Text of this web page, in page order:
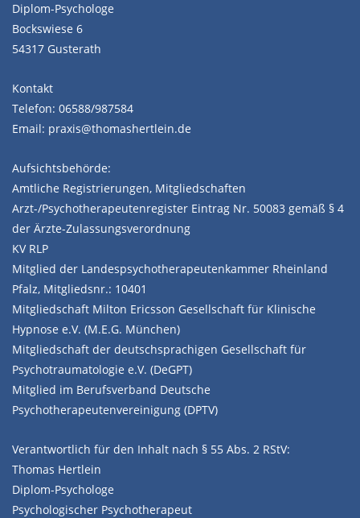
Diplom-Psychologe
Bockswiese 6
54317 Gusterath
Kontakt
Telefon: 06588/987584
Email: praxis@thomashertlein.de
Aufsichtsbehörde:
Amtliche Registrierungen, Mitgliedschaften
Arzt-/Psychotherapeutenregister Eintrag Nr. 50083 gemäß § 4
der Ärzte-Zulassungsverordnung
KV RLP
Mitglied der Landespsychotherapeutenkammer Rheinland
Pfalz, Mitgliedsnr.: 10401
Mitgliedschaft Milton Ericsson Gesellschaft für Klinische
Hypnose e.V. (M.E.G. München)
Mitgliedschaft der deutschsprachigen Gesellschaft für
Psychotraumatologie e.V. (DeGPT)
Mitglied im Berufsverband Deutsche
Psychotherapeutenvereinigung (DPTV)
Verantwortlich für den Inhalt nach § 55 Abs. 2 RStV:
Thomas Hertlein
Diplom-Psychologe
Psychologischer Psychotherapeut